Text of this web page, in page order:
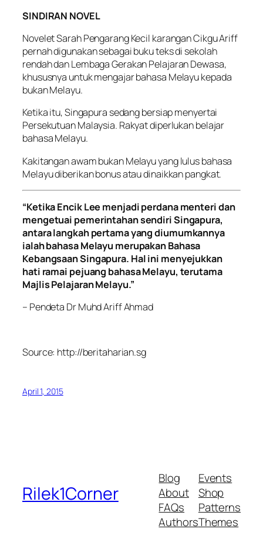
SINDIRAN NOVEL
Novelet Sarah Pengarang Kecil karangan Cikgu Ariff
pernah digunakan sebagai buku teks di sekolah
rendah dan Lembaga Gerakan Pelajaran Dewasa,
khususnya untuk mengajar bahasa Melayu kepada
bukan Melayu.
Ketika itu, Singapura sedang bersiap menyertai
Persekutuan Malaysia. Rakyat diperlukan belajar
bahasa Melayu.
Kakitangan awam bukan Melayu yang lulus bahasa
Melayu diberikan bonus atau dinaikkan pangkat.
“Ketika Encik Lee menjadi perdana menteri dan
mengetuai pemerintahan sendiri Singapura,
antara langkah pertama yang diumumkannya
ialah bahasa Melayu merupakan Bahasa
Kebangsaan Singapura. Hal ini menyejukkan
hati ramai pejuang bahasa Melayu, terutama
Majlis Pelajaran Melayu.”
– Pendeta Dr Muhd Ariff Ahmad
Source: http://beritaharian.sg
April 1, 2015
Rilek1Corner
Blog
About
FAQs
Authors
Events
Shop
Patterns
Themes